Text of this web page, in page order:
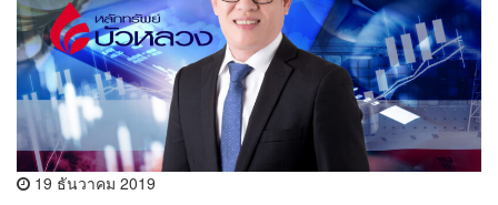
19 ธันวาคม 2019